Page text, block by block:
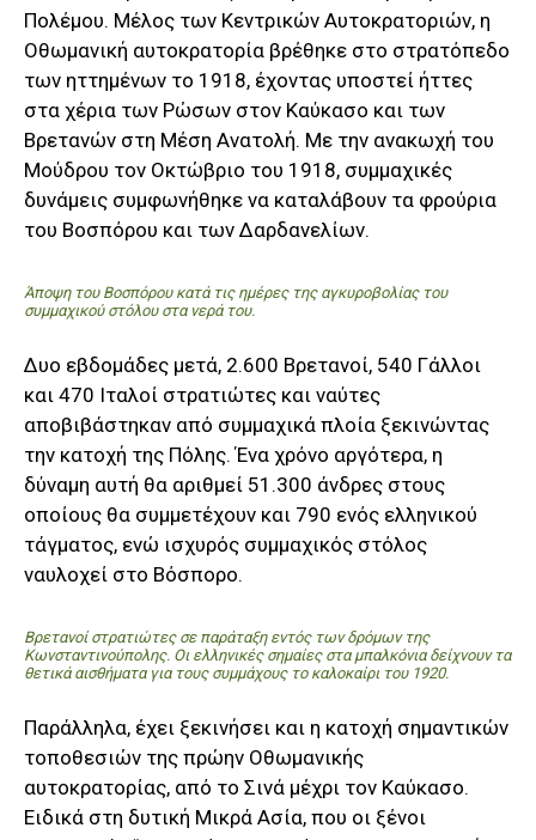
Πολέμου. Μέλος των Κεντρικών Αυτοκρατοριών, η
Οθωμανική αυτοκρατορία βρέθηκε στο στρατόπεδο
των ηττημένων το 1918, έχοντας υποστεί ήττες
στα χέρια των Ρώσων στον Καύκασο και των
Βρετανών στη Μέση Ανατολή. Με την ανακωχή του
Μούδρου τον Οκτώβριο του 1918, συμμαχικές
δυνάμεις συμφωνήθηκε να καταλάβουν τα φρούρια
του Βοσπόρου και των Δαρδανελίων.
Άποψη του Βοσπόρου κατά τις ημέρες της αγκυροβολίας του
συμμαχικού στόλου στα νερά του.
Δυο εβδομάδες μετά, 2.600 Βρετανοί, 540 Γάλλοι
και 470 Ιταλοί στρατιώτες και ναύτες
αποβιβάστηκαν από συμμαχικά πλοία ξεκινώντας
την κατοχή της Πόλης. Ένα χρόνο αργότερα, η
δύναμη αυτή θα αριθμεί 51.300 άνδρες στους
οποίους θα συμμετέχουν και 790 ενός ελληνικού
τάγματος, ενώ ισχυρός συμμαχικός στόλος
ναυλοχεί στο Βόσπορο.
Βρετανοί στρατιώτες σε παράταξη εντός των δρόμων της
Κωνσταντινούπολης. Οι ελληνικές σημαίες στα μπαλκόνια δείχνουν τα
θετικά αισθήματα για τους συμμάχους το καλοκαίρι του 1920.
Παράλληλα, έχει ξεκινήσει και η κατοχή σημαντικών
τοποθεσιών της πρώην Οθωμανικής
αυτοκρατορίας, από το Σινά μέχρι τον Καύκασο.
Ειδικά στη δυτική Μικρά Ασία, που οι ξένοι